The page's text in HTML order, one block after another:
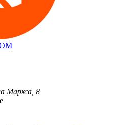
Маркса, 8